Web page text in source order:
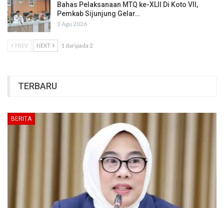
Bahas Pelaksanaan MTQ ke-XLII Di Koto VII,
Pemkab Sijunjung Gelar…
3 Agu 2026
PREV NEXT 1 daripada 2
TERBARU
BERITA